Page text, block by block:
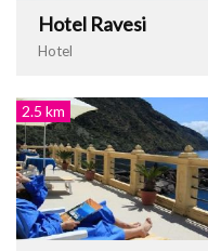
Hotel Ravesi
Hotel
2.5 km